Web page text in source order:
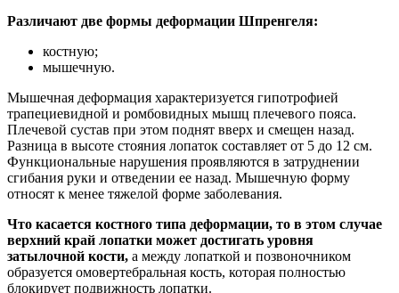
Различают две формы деформации Шпренгеля:
костную;
мышечную.
Мышечная деформация характеризуется гипотрофией
трапециевидной и ромбовидных мышц плечевого пояса.
Плечевой сустав при этом поднят вверх и смещен назад.
Разница в высоте стояния лопаток составляет от 5 до 12 см.
Функциональные нарушения проявляются в затруднении
сгибания руки и отведении ее назад. Мышечную форму
относят к менее тяжелой форме заболевания.
Что касается костного типа деформации, то в этом случае
верхний край лопатки может достигать уровня
затылочной кости, а между лопаткой и позвоночником
образуется омовертебральная кость, которая полностью
блокирует подвижность лопатки.